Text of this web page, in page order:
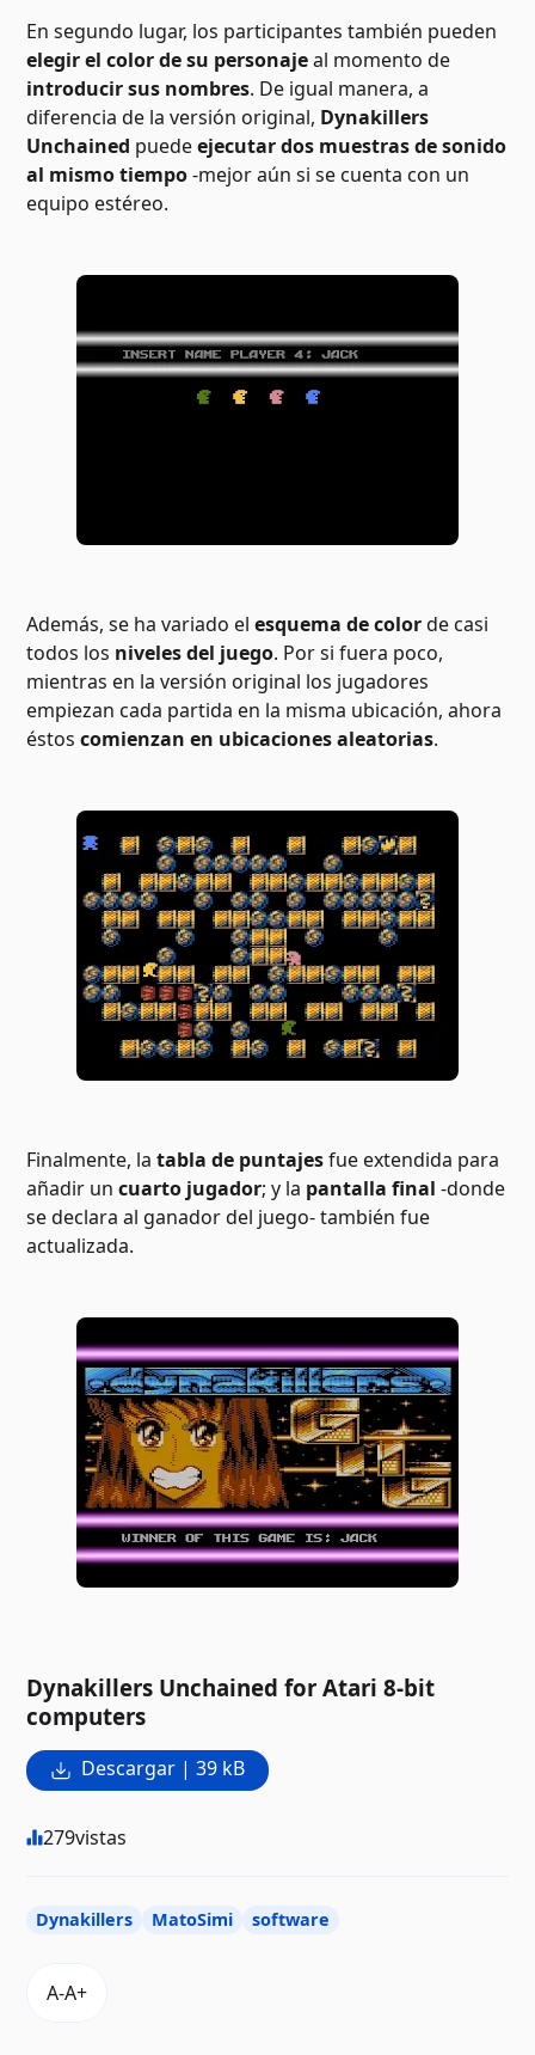
En segundo lugar, los participantes también pueden
elegir el color de su personajeal momento de
introducir sus nombres. De igual manera, a
diferencia de la versión original, Dynakillers
Unchained puedeejecutar dos muestras de sonido
al mismo tiempo-mejor aún si se cuenta con un
equipo estéreo.
Además, se ha variado elesquema de colorde casi
todos los niveles del juego. Por si fuera poco,
mientras en la versión original los jugadores
empiezan cada partida en la misma ubicación, ahora
éstoscomienzan en ubicaciones aleatorias.
Finalmente, latabla de puntajesfue extendida para
añadir uncuarto jugador; y la pantalla final -donde
se declara al ganador del juego- también fue
actualizada.
Dynakillers Unchained for Atari 8-bit
computers
Descargar | 39 kB
279vistas
Dynakillers MatoSimi software